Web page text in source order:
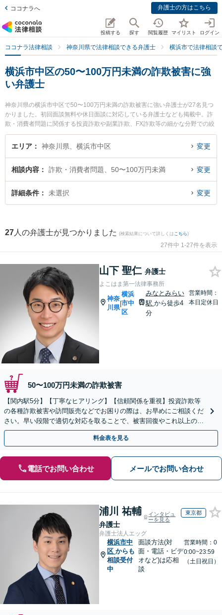
ココナラへ 弁護士の方はこちら
投稿する 探す 閲覧履歴 マイリスト ログイン
ココナラ法律相談 神奈川県で法律相談できる弁護士 横浜市で法律相談
横浜市中区の50〜100万円未満の詐欺被害に強
い弁護士
神奈川県の横浜市中区で50〜100万円未満の詐欺被害に強い弁護士が27名見つ
かりました。初回面談無料や休日面談に対応している弁護士なども掲載中。詐
欺・消費者問題に関係する投資詐欺や副業詐欺、FX詐欺等の細かな分野での絞
り込み検索もでき便利です。特によこはま第一法律事務所の山下 聖仁弁護士や
手塚・伊藤・平井法律事務所の平井 佑治弁護士、かんない総合法律事務所の鈴
ブルを今すぐに弁護士に相談したい』『50〜100万円未満の詐欺被害のトラブ
ル解決の実績豊富な近くの弁護士を検索したい』『初回相談無料で50〜100万
円未満の詐欺被害を法律相談できる横浜市中区内の弁護士に相談予約したい』
エリア 神奈川県、横浜市中区 変更
相談内容 詐欺・消費者問題、50〜100万円未満 変更
詳細条件 未選択 変更
27 人の弁護士が見つかりました (検索結果について詳しくは こちら)
27件中 1-27件を表示
山下 聖仁 弁護士
よこはま第一法律事務所
神奈
川県
|
横浜
市中
区
みなとみらい
駅 から徒歩4
分
営業時間：
本日定休日
50〜100万円未満の詐欺被害
【関内駅5分】【丁寧なヒアリング】【信頼関係を重視】投資詐欺等
の各種詐欺被害や訪問販売などでお困りの際は、お早めにご相談くだ
さい。早い段階で適切な対応を取ることで、被害回復やこれ以上の被
害拡大を防げる可能性があります。【休日・夜間対応】
料金表を見る
電話でお問い合わせ メールでお問い合わせ
浦川 祐輔
弁護士
インタビュ
ーを見る
東京都
弁護士法人エッグ
横浜市中
区 からも
相談受付
中
面談方法(対
面・電話・ビデ
オなど)は応相
談
営業時間：0
0:00~23:59
（土日祝日）